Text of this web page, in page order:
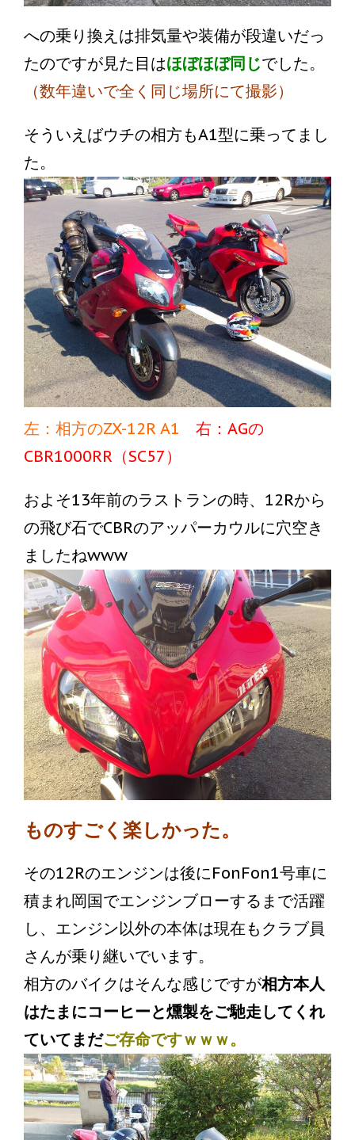
への乗り換えは排気量や装備が段違いだっ
たのですが見た目はほぼほぼ同じでした。
（数年違いで全く同じ場所にて撮影）
そういえばウチの相方もA1型に乗ってまし
た。
左：相方のZX-12R A1
右：AGの
CBR1000RR（SC57）
およそ13年前のラストランの時、12Rから
の飛び石でCBRのアッパーカウルに穴空き
ましたねwww
ものすごく楽しかった。
その12Rのエンジンは後にFonFon1号車に
積まれ岡国でエンジンブローするまで活躍
し、エンジン以外の本体は現在もクラブ員
さんが乗り継いでいます。
相方のバイクはそんな感じですが相方本人
はたまにコーヒーと燻製をご馳走してくれ
ていてまだご存命ですｗｗｗ。